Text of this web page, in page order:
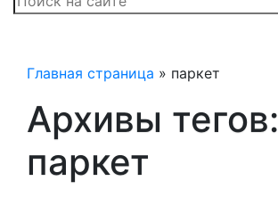
Главная страница » паркет
Архивы тегов:
паркет